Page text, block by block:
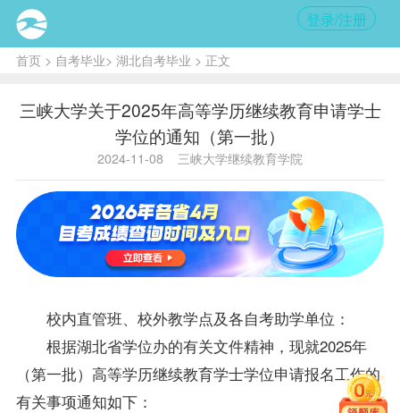
登录/注册
首页> 自考毕业> 湖北自考毕业 > 正文
三峡大学关于2025年高等学历继续教育申请学士
学位的通知（第一批）
2024-11-08 三峡大学继续教育学院
校内直管班、校外教学点及各自考助学单位：
根据湖北省学位办的有关文件精神，现就2025年
（第一批）高等学历继续教育学士学位申请报名工作的
有关事项通知如下：